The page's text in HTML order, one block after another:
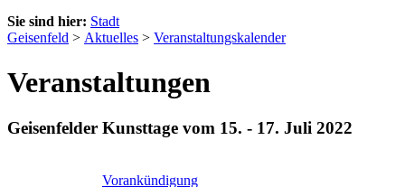
Sie sind hier: Stadt
Geisenfeld > Aktuelles > Veranstaltungskalender
Veranstaltungen
Geisenfelder Kunsttage vom 15. - 17. Juli 2022
Vorankündigung